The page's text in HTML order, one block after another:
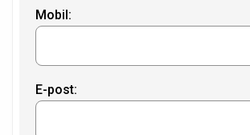
Mobil:
E-post: